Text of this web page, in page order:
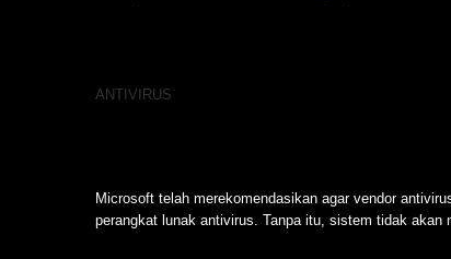
ANTIVIRUS
Microsoft telah merekomendasikan agar vendor
perangkat lunak antivirus. Tanpa itu, sistem tidak